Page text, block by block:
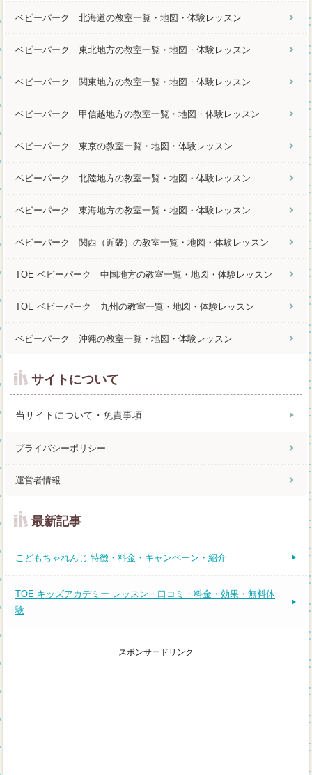
ベビーパーク 北海道の教室一覧・地図・体験レッスン
ベビーパーク 東北地方の教室一覧・地図・体験レッスン
ベビーパーク 関東地方の教室一覧・地図・体験レッスン
ベビーパーク 甲信越地方の教室一覧・地図・体験レッスン
ベビーパーク 東京の教室一覧・地図・体験レッスン
ベビーパーク 北陸地方の教室一覧・地図・体験レッスン
ベビーパーク 東海地方の教室一覧・地図・体験レッスン
ベビーパーク 関西（近畿）の教室一覧・地図・体験レッスン
TOE ベビーパーク 中国地方の教室一覧・地図・体験レッスン
TOE ベビーパーク 九州の教室一覧・地図・体験レッスン
ベビーパーク 沖縄の教室一覧・地図・体験レッスン
サイトについて
当サイトについて・免責事項
プライバシーポリシー
運営者情報
最新記事
こどもちゃれんじ 特徴・料金・キャンペーン・紹介
TOE キッズアカデミー レッスン・口コミ・料金・効果・無料体
験
スポンサードリンク